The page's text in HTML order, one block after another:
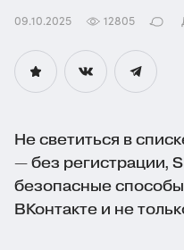
09.10.2025 12805
Не светиться в
— без регистрации,
безопасные
ВКонтакте и не